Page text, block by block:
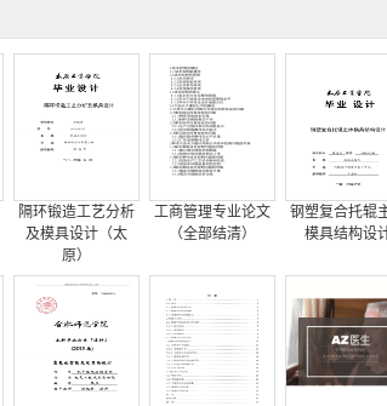
隔环锻造工艺分析
及模具设计（太
原）
工商管理专业论文
（全部结清）
钢塑复合托辊
模具结构设